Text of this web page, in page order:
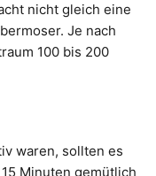
nicht gleich eine
Je nach
100 bis 200
waren, sollten es
Minuten gemütlich